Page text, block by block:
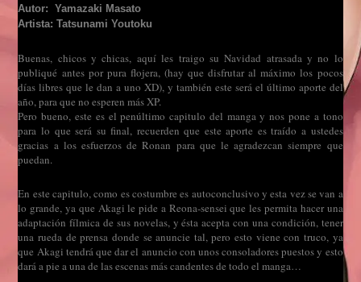
Autor: Yamazaki Masato
Artista: Tatsunami Youtoku
Buenas, chicos y chicas, aquí les traigo su Navidad atrasada y no lo
publiqué antes por pura flojera, (hay que disfrutar al máximo los pocos
días libres que le dan a uno XD), y también este será el último aporte del
año, para que no esperen más XP.
Pero bueno, este es el penúltimo capitulo del manga y nos pone a tono
para lo que será su final, recuerden que este aporte es traído a ustedes
gracias a los esfuerzos de Ronan para que le agradezcan siempre que
puedan.
En este capitulo, como es costumbre es autoconclusivo y esta vez se van a
lo grande, ya que Akagi le pide a Reona-sensei que les permita hacer una
adaptación fílmica de sus novelas, y ésta acepta con una condición, tener
una rueda de prensa donde se anuncie tal, pero esto viene con truco, ya
que Akagi tendrá que dar el anuncio con unos consoladores puestos y esto
dará a pie a una de las escenas más candentes de todo el manga…